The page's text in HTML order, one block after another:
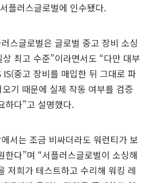
플러스글로벌에 인수됐다.
스글로벌은 글로벌 중고 장비 소싱
최고 수준”이라면서도 “다만 대부
IS(중고 장비를 매입한 뒤 그대로 파
오기 때문에 실제 작동 여부를 검증
하다”고 설명했다.
서는 조금 비싸더라도 워런티가 보
한다”며 “서플러스글로벌이 소싱해
저희가 테스트하고 수리해 워킹 레